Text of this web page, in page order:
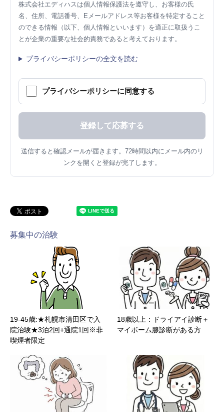
株式会社エディハスは個人情報保護法を遵守し、お客様の氏
名、住所、電話番号、Eメールアドレス等お客様を特定すること
のできる情報（以下、個人情報といいます）を適正に取扱うこ
とが企業の重要な社会的責務であると考えております。
プライバシーポリシーの全文を読む
プライバシーポリシーに同意する
送信すると確認メールが届きます。72時間以内にメール内のリ
ンクを開くと登録が完了します。
募集中の治験
19-45歳:★札幌市清田区で入
院治験★3泊2回+通院1回※非
喫煙者限定
18歳以上：ドライアイ診断＋
マイボーム腺診断がある方